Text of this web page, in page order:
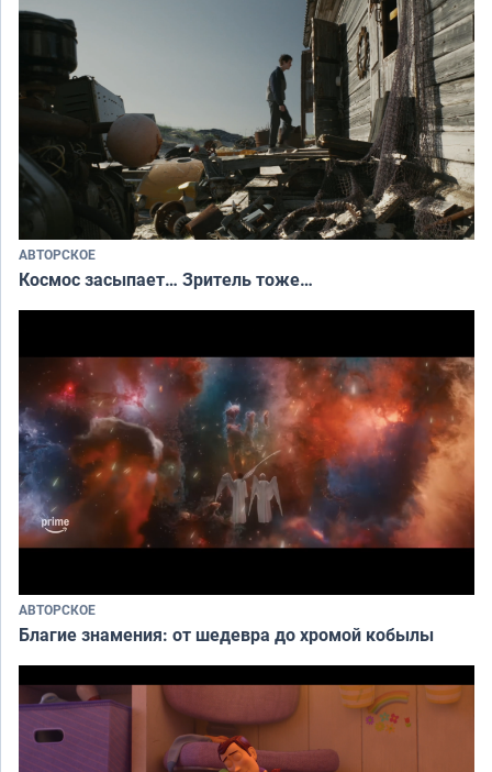
АВТОРСКОЕ
Космос засыпает… Зритель тоже…
АВТОРСКОЕ
Благие знамения: от шедевра до хромой кобылы